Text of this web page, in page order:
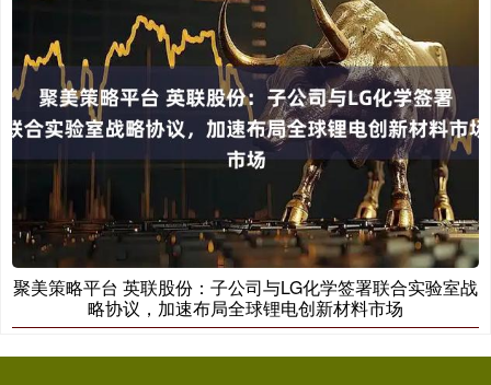
聚美策略平台 英联股份：子公司与LG化学签署联合实验室战
略协议，加速布局全球锂电创新材料市场